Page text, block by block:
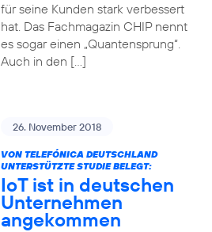
für seine Kunden stark verbessert
hat. Das Fachmagazin CHIP nennt
es sogar einen „Quantensprung“.
Auch in den […]
26. November 2018
VON TELEFÓNICA DEUTSCHLAND
UNTERSTÜTZTE STUDIE BELEGT:
IoT ist in deutschen
Unternehmen
angekommen